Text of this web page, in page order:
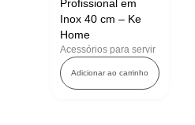
Profissional em
Inox 40 cm – Ke
Home
Acessórios para servir
Adicionar ao carrinho